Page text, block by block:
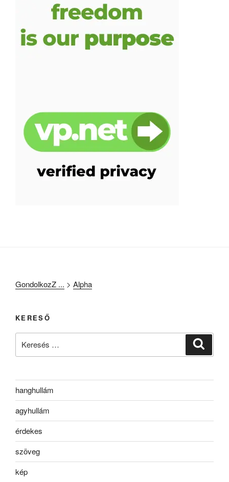
GondolkozZ ... > Alpha
KERESŐ
hanghullám
agyhullám
érdekes
szöveg
kép